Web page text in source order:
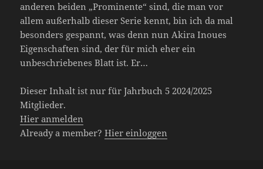
anderen beiden „Prominente“ sind, die man vor
allem außerhalb dieser Serie kennt, bin ich da mal
besonders gespannt, was denn nun Akira Inoues
Eigenschaften sind, der für mich eher ein
unbeschriebenes Blatt ist. Er…
Dieser Inhalt ist nur für Jahrbuch 5 2024/2025
Mitglieder.
Hier anmelden
Already a member?Hier einloggen